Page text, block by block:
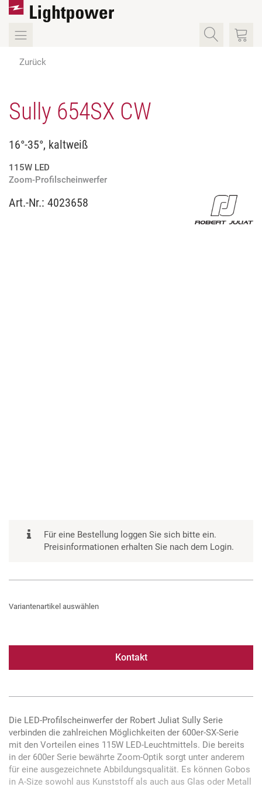
Zurück
Sully 654SX CW
16°-35°, kaltweiß
115W LED
Zoom-Profilscheinwerfer
Art.-Nr.: 4023658
Für eine Bestellung loggen Sie sich bitte ein.
Preisinformationen erhalten Sie nach dem Login.
Variantenartikel auswählen
Kontakt
Die LED-Profilscheinwerfer der Robert Juliat Sully Serie
verbinden die zahlreichen Möglichkeiten der 600er-SX-Serie
mit den Vorteilen eines 115W LED-Leuchtmittels. Die bereits
in der 600er Serie bewährte Zoom-Optik sorgt unter anderem
für eine ausgezeichnete Abbildungsqualität. Es können Gobos
in A-Size sowohl aus Kunststoff als auch aus Glas oder Metall